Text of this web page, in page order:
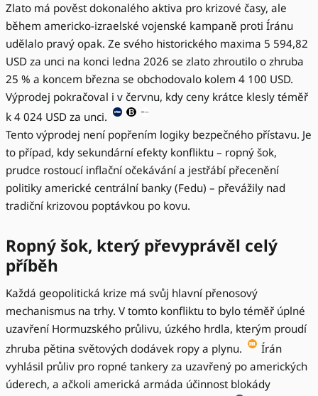
Zlato má pověst dokonalého aktiva pro krizové časy, ale
během americko-izraelské vojenské kampaně proti Íránu
udělalo pravý opak. Ze svého historického maxima 5 594,82
USD za unci na konci ledna 2026 se zlato zhroutilo o zhruba
25 % a koncem března se obchodovalo kolem 4 100 USD.
Výprodej pokračoval i v červnu, kdy ceny krátce klesly téměř
k 4 024 USD za unci.
Tento výprodej není popřením logiky bezpečného přístavu. Je
to případ, kdy sekundární efekty konfliktu – ropný šok,
prudce rostoucí inflační očekávání a jestřábí přecenění
politiky americké centrální banky (Fedu) – převážily nad
tradiční krizovou poptávkou po kovu.
Ropný šok, který převyprávěl celý
příběh
Každá geopolitická krize má svůj hlavní přenosový
mechanismus na trhy. V tomto konfliktu to bylo téměř úplné
uzavření Hormuzského průlivu, úzkého hrdla, kterým proudí
zhruba pětina světových dodávek ropy a plynu.
Írán
vyhlásil průliv pro ropné tankery za uzavřený po amerických
úderech, a ačkoli americká armáda účinnost blokády